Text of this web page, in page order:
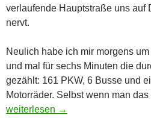
verlaufende Hauptstraße uns auf
nervt.
Neulich habe ich mir morgens
und mal für sechs Minuten die
gezählt: 161 PKW, 6 Busse und
Motorräder. Selbst wenn man
Wohnen, wo andere Urlaub
weiterlesen →